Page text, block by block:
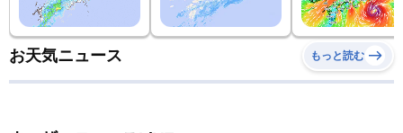
お天気ニュース もっと読む